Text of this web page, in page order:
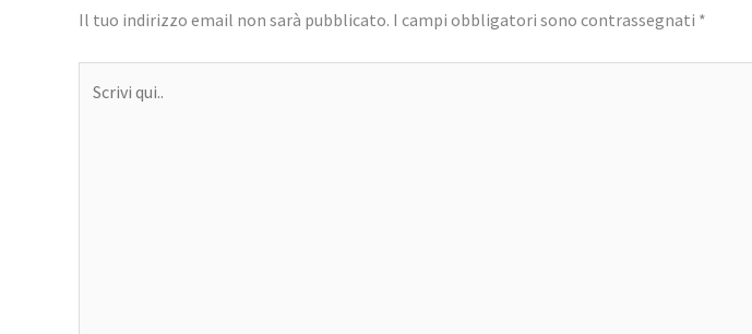
Il tuo indirizzo email non sarà pubblicato. I campi obbligatori sono contrassegnati *